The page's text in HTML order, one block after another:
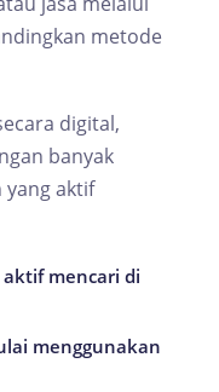
metode
digital,
banyak
yang aktif
aktif mencari di
menggunakan